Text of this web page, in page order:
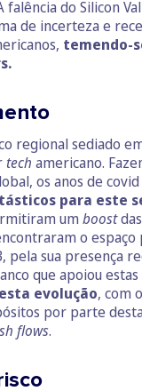
falência do Silicon
de incerteza e
temendo-
regional sediado
tech americano.
os anos de
para este
um boost
o
pela sua presença
que apoiou
evolução, com
por parte
flows.